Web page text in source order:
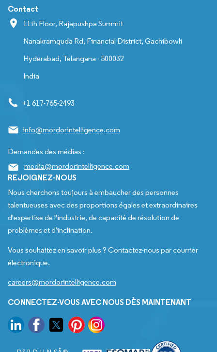
Contact
11th Floor, Rajapushpa Summit
Nanakramguda Rd, Financial District, Gachibowli
Hyderabad, Telangana - 500032
India
+1 617-765-2493
info@mordorintelligence.com
Demandes des médias :
media@mordorintelligence.com
REJOIGNEZ-NOUS
Nous cherchons toujours à embaucher des personnes
talentueuses avec des proportions égales et extraordinaires
d'expertise de l'industrie, de capacité de résolution de
problèmes et d'inclination.
Vous souhaitez en savoir plus ? Contactez-nous par courrier
électronique.
careers@mordorintelligence.com
CONNECTEZ-VOUS AVEC NOUS DÈS MAINTENANT